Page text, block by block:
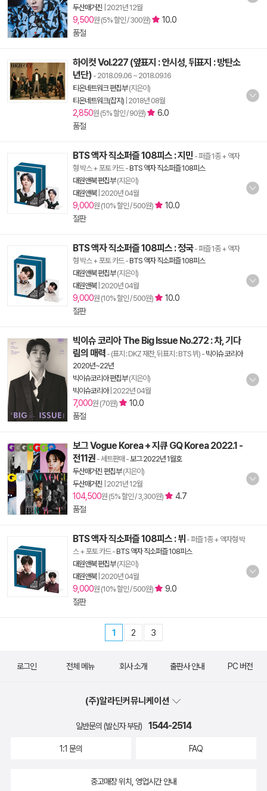
두산매거진 2021년 12월
9,500원 (5% 할인 / 300원)
10.0
품절
하이컷 Vol.227 (앞표지 : 안시성, 뒤표지 : 방탄소
년단) - 2018.09.06 ~ 2018.09.16
티온네트워크 편집부(지은이)
티온네트워크(잡지) 2018년 08월
2,850원 (5% 할인 / 90원)
6.0
품절
BTS 액자 직소퍼즐 108피스 : 지민 - 퍼즐 1종 + 액자
형 박스 + 포토 카드-BTS 액자 직소퍼즐 108피스
대원앤북 편집부(지은이)
대원앤북| 2020년 04월
9,000원 (10% 할인 / 500원)
10.0
절판
BTS 액자 직소퍼즐 108피스 : 정국- 퍼즐 1종 + 액자
형 박스 + 포토 카드-BTS 액자 직소퍼즐 108피스
대원앤북 편집부(지은이)
대원앤북| 2020년 04월
9,000원 (10% 할인 / 500원)
10.0
절판
빅이슈 코리아 The Big Issue No.272 : 차, 기다
림의 매력 - (표지 : DKZ 재찬, 뒤표지 : BTS 뷔) - 빅이슈 코리아
2020년~22년
빅이슈코리아 편집부(지은이)
빅이슈코리아| 2022년 04월
7,000원 (70원)
10.0
품절
보그 Vogue Korea + 지큐 GQ Korea 2022.1 -
전11권 - 세트판매 -보그 2022년 1월호
두산매거진 편집부(지은이)
두산매거진 2021년 12월
104,500원 (5% 할인 / 3,300원)
4.7
품절
BTS 액자 직소퍼즐 108피스 : 뷔 - 퍼즐 1종 + 액자형 박
스 + 포토 카드-BTS 액자 직소퍼즐 108피스
대원앤북 편집부(지은이)
대원앤북| 2020년 04월
9,000원 (10% 할인 / 500원)
9.0
절판
1 2 3
로그인 전체 메뉴 회사 소개 출판사 안내 PC 버전
(주)알라딘커뮤니케이션
일반문의 (발신자 부담) 1544-2514
1:1 문의 FAQ
중고매장 위치, 영업시간 안내